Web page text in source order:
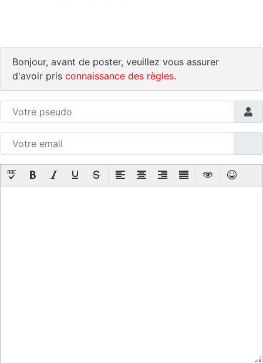
Bonjour, avant de poster, veuillez vous assurer
d'avoir pris connaissance des règles.